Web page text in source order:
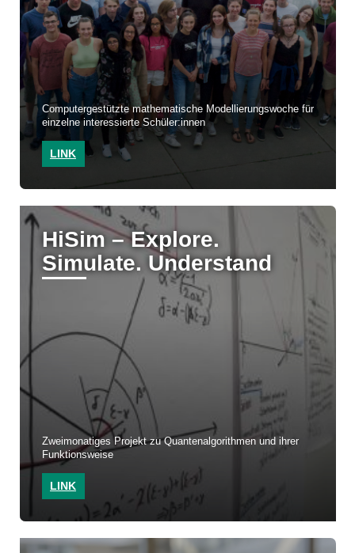
Computergestützte mathematische Modellierungswoche für
einzelne interessierte Schüler:innen
LINK
HiSim – Explore.
Simulate. Understand
Zweimonatiges Projekt zu Quantenalgorithmen und ihrer
Funktionsweise
LINK